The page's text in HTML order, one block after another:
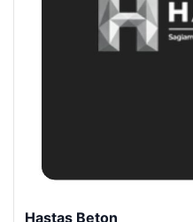
Prenses Night Club